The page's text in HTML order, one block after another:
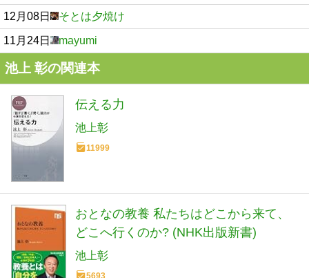
12月08日 そとは夕焼け
11月24日 mayumi
池上 彰の関連本
伝える力
池上彰
11999
おとなの教養 私たちはどこから来て、
どこへ行くのか? (NHK出版新書)
池上彰